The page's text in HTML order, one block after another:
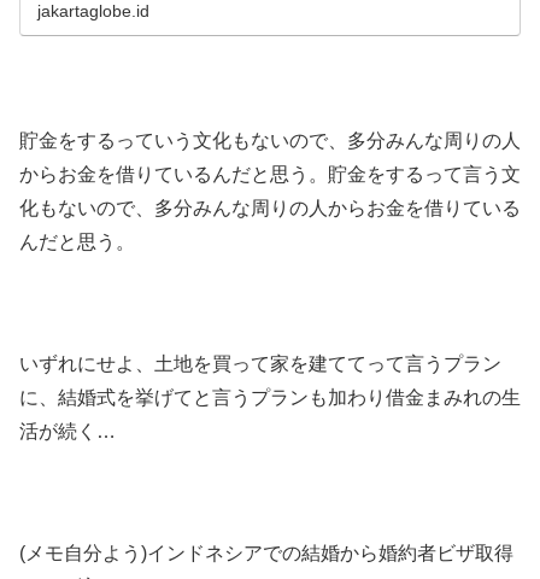
jakartaglobe.id
貯金をするっていう文化もないので、多分みんな周りの人
からお金を借りているんだと思う。貯金をするって言う文
化もないので、多分みんな周りの人からお金を借りている
んだと思う。
いずれにせよ、土地を買って家を建ててって言うプラン
に、結婚式を挙げてと言うプランも加わり借金まみれの生
活が続く…
(メモ自分よう)インドネシアでの結婚から婚約者ビザ取得